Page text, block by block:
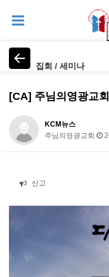
집회 / 세미나
[CA] 주님의영광교
KCM뉴스
주님의영광교회
신고